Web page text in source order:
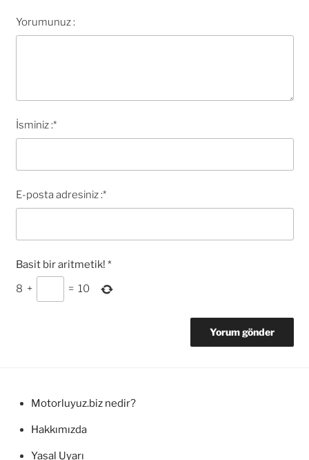
Yorumunuz :
İsminiz :*
E-posta adresiniz :*
Basit bir aritmetik! *
8 + = 10
Motorluyuz.biz nedir?
Hakkımızda
Yasal Uyarı